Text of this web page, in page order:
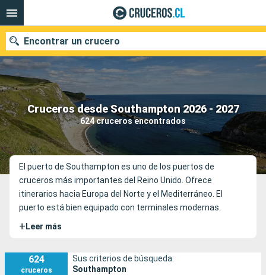
Cruceros desde Southampton 2026 - 2027
624 cruceros encontrados
Encontrar un crucero
Nuestros destinos
Fecha de salida
Puertos Compañías
Buscar
El puerto de Southampton es uno de los puertos de
cruceros más importantes del Reino Unido. Ofrece
itinerarios hacia Europa del Norte y el Mediterráneo. El
puerto está bien equipado con terminales modernas.
+ Leer más
624
cruceros
Sus criterios de búsqueda:
Southampton